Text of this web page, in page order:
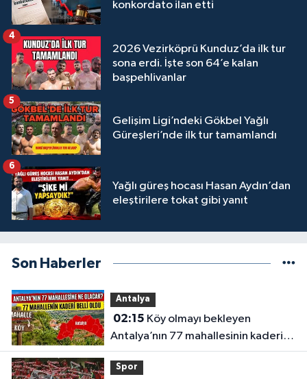
konkordato ilan etti
2026 Vezirköprü Kunduz’da ilk tur
sona erdi. İşte son 64’e kalan
başpehlivanlar
4
Gelişim Ligi’ndeki Gökbel Yağlı
Güreşleri’nde ilk tur tamamlandı
5
Yağlı güreş hocası Hasan Aydın’dan
eleştirilere tokat gibi yanıt
6
Son Haberler
Antalya
02:15
Antalya’nın 77 mahallesinin kaderi
belli oldu
Spor